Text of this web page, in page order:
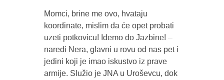
Momci, brine me ovo, hvataju
koordinate, mislim da će opet probati
uzeti potkovicu! Idemo do Jazbine! –
naredi Nera, glavni u rovu od nas pet i
jedini koji je imao iskustvo iz prave
armije. Služio je JNA u Uroševcu, dok